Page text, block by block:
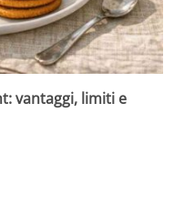
vantaggi, limiti e